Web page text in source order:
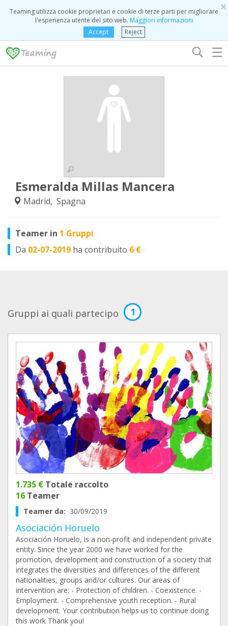
×
Teaming utilizza cookie proprietari e cookie di terze parti per migliorare
l'esperienza utente del sito web. Maggiori informazioni
Accept
Reject
☰
Esmeralda Millas Mancera
Madrid, Spagna
Teamer in 1 Gruppi
Da 02-07-2019 ha contribuito 6 €
Gruppi ai quali partecipo 1
1.735 € Totale raccolto
16 Teamer
Teamer da: 30/09/2019
Asociación Horuelo
Asociación Horuelo, is a non-profit and independent private
entity. Since the year 2000 we have worked for the
promotion, development and construction of a society that
integrates the diversities and differences of the different
nationalities, groups and/or cultures. Our areas of
intervention are: - Protection of children. - Coexistence. -
Employment. - Comprehensive youth reception. - Rural
development. Your contribution helps us to continue doing
this work Thank you!